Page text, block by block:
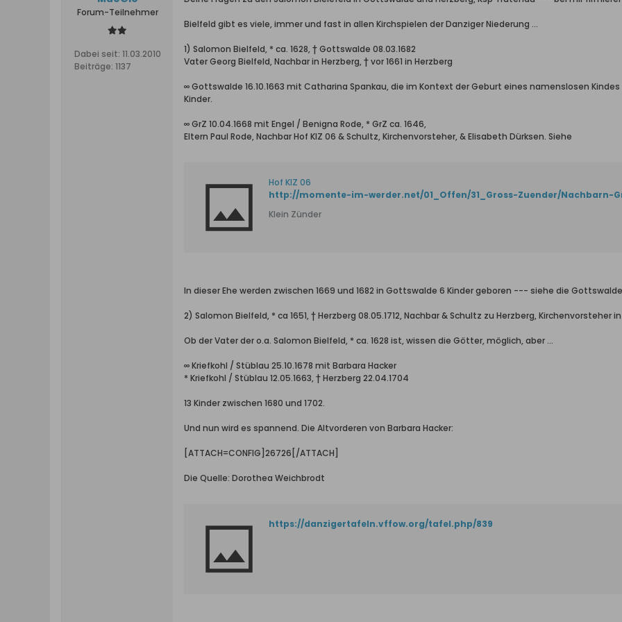
Forum-Teilnehmer
Dabei seit: 11.03.2010
Beiträge: 1137
Bielfeld gibt es viele, immer und fast in allen Kirchspielen der Danziger Niederung …
1) Salomon Bielfeld, * ca. 1628, † Gottswalde 08.03.1682
Vater Georg Bielfeld, Nachbar in Herzberg, † vor 1661 in Herzberg
∞ Gottswalde 16.10.1663 mit Catharina Spankau, die im Kontext der Geburt eines namenslosen
Kinder.
∞ GrZ 10.04.1668 mit Engel / Benigna Rode, * GrZ ca. 1646,
Eltern Paul Rode, Nachbar Hof KlZ 06 & Schultz, Kirchenvorsteher, & Elisabeth Dürksen. Siehe
Hof KlZ 06
Klein Zünder
In dieser Ehe werden zwischen 1669 und 1682 in Gottswalde 6 Kinder geboren --- siehe die
2) Salomon Bielfeld, * ca 1651, † Herzberg 08.05.1712, Nachbar & Schultz zu Herzberg, Kirchenvorsteher
Ob der Vater der o.a. Salomon Bielfeld, * ca. 1628 ist, wissen die Götter, möglich, aber …
∞ Kriefkohl / Stüblau 25.10.1678 mit Barbara Hacker
* Kriefkohl / Stüblau 12.05.1663, † Herzberg 22.04.1704
13 Kinder zwischen 1680 und 1702.
Und nun wird es spannend. Die Altvorderen von Barbara Hacker:
[ATTACH=CONFIG]26726[/ATTACH]
Die Quelle: Dorothea Weichbrodt
https://danzigertafeln.vffow.org/tafel.php/839